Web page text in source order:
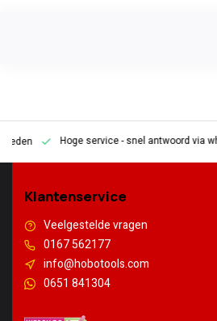
Hoge service- snel antwoord via
Klantenservice
Veelgestelde vragen
0167 562177
info@hobotools.com
0651 841304